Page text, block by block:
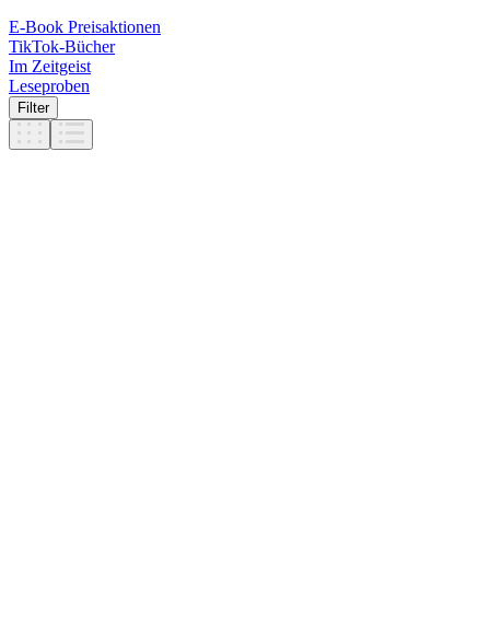
E-Book Preisaktionen
TikTok-Bücher
Im Zeitgeist
Leseproben
Filter